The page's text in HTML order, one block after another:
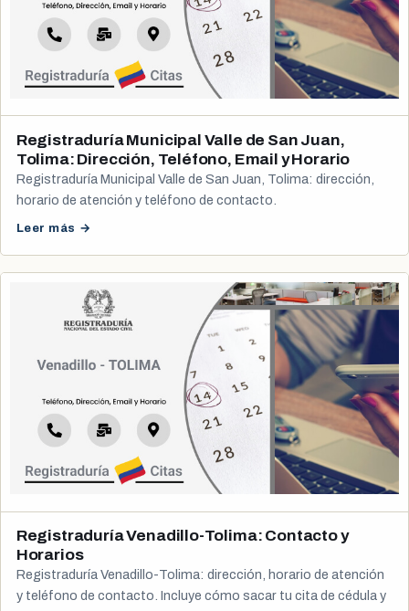
Registraduría Municipal Valle de San Juan,
Tolima: Dirección, Teléfono, Email y Horario
Registraduría Municipal Valle de San Juan, Tolima: dirección,
horario de atención y teléfono de contacto.
Leer más →
Registraduría Venadillo-Tolima: Contacto y
Horarios
Registraduría Venadillo-Tolima: dirección, horario de atención
y teléfono de contacto. Incluye cómo sacar tu cita de cédula y